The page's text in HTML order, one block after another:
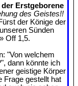
der Erstgeborene
des Geistes!!
der Könige der
Sünden
Off 1,5.
"Von welchem
dann könnte ich
geistige Körper
Frage gestellt hat